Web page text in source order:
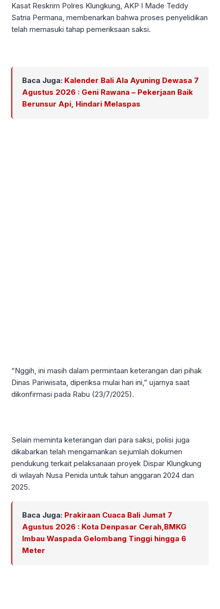
Kasat Reskrim Polres Klungkung, AKP I Made Teddy
Satria Permana, membenarkan bahwa proses penyelidikan
telah memasuki tahap pemeriksaan saksi.
Baca Juga: Kalender Bali Ala Ayuning Dewasa 7
Agustus 2026 : Geni Rawana – Pekerjaan Baik
Berunsur Api, Hindari Melaspas
“Nggih, ini masih dalam permintaan keterangan dari pihak
Dinas Pariwisata, diperiksa mulai hari ini,” ujarnya saat
dikonfirmasi pada Rabu (23/7/2025).
Selain meminta keterangan dari para saksi, polisi juga
dikabarkan telah mengamankan sejumlah dokumen
pendukung terkait pelaksanaan proyek Dispar Klungkung
di wilayah Nusa Penida untuk tahun anggaran 2024 dan
2025.
Baca Juga: Prakiraan Cuaca Bali Jumat 7
Agustus 2026 : Kota Denpasar Cerah,BMKG
Imbau Waspada Gelombang Tinggi hingga 6
Meter